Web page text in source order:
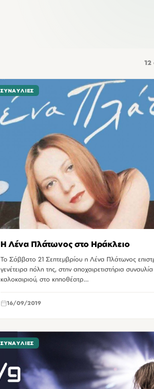
12
ΣΥΝΑΥΛΊΕΣ
Η Λένα Πλάτωνος στο Ηράκλειο
Το Σάββατο 21 Σεπτεμβρίου η Λένα Πλάτωνος
γενέτειρα πόλη της, στην αποχαιρετιστήρια συναυλία του
καλοκαιριού, στο κηποθέατρ…
16/09/2019
ΣΥΝΑΥΛΊΕΣ